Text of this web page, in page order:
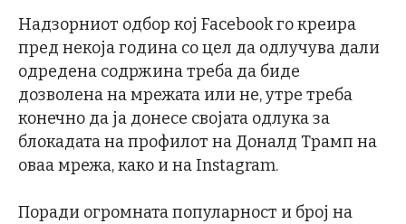
Надзорниот одбор кој Facebook го креира
пред некоја година со цел да одлучува дали
одредена содржина треба да биде
дозволена на мрежата или не, утре треба
конечно да ја донесе својата одлука за
блокадата на профилот на Доналд Трамп на
оваа мрежа, како и на Instagram.
Поради огромната популарност и број на